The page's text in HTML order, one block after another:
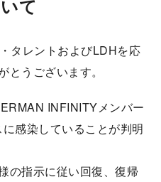
て
タレントおよびLDHを応
うございます。
INFINITYメンバー
感染していることが判明
の指示に従い回復、復帰